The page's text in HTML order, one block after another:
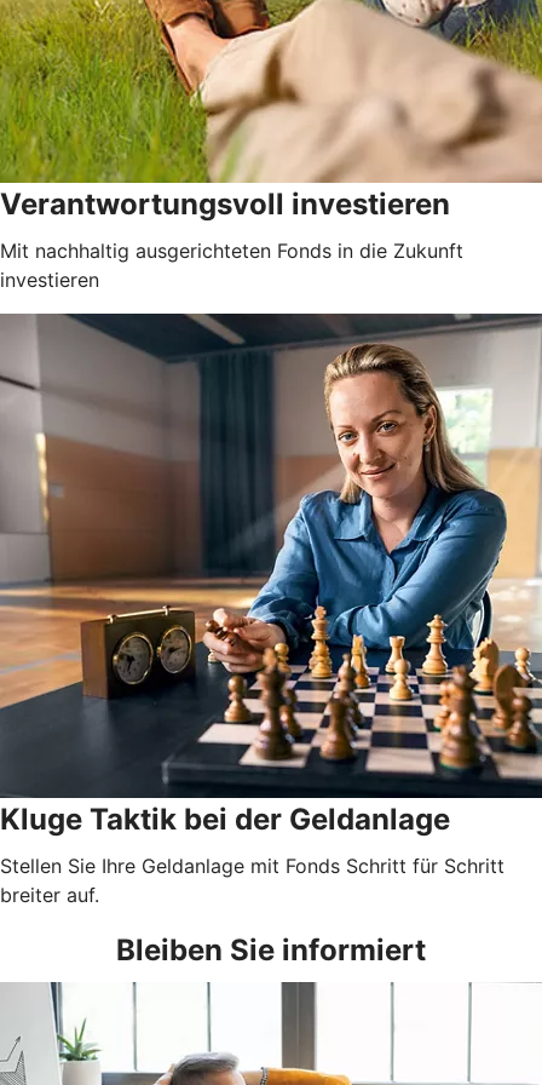
Verantwortungsvoll investieren
Mit nachhaltig ausgerichteten Fonds in die Zukunft
investieren
Kluge Taktik bei der Geldanlage
Stellen Sie Ihre Geldanlage mit Fonds Schritt für Schritt
breiter auf.
Bleiben Sie informiert